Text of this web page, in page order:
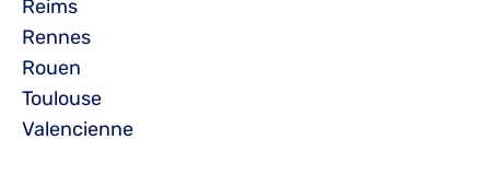
Reims
Rennes
Rouen
Toulouse
Valencienne